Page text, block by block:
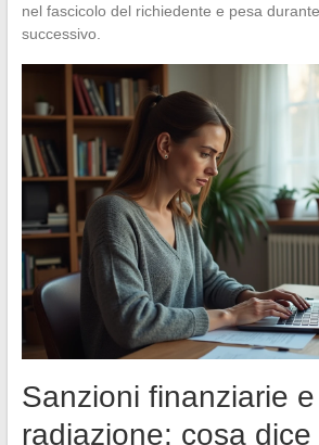
nel fascicolo del richiedente e pesa
successivo.
Sanzioni finanziarie e
radiazione: cosa